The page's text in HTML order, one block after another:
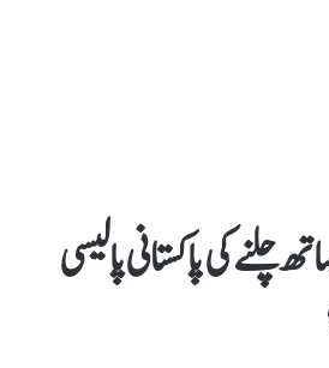
چلنے کی پاکستانی پالیسی